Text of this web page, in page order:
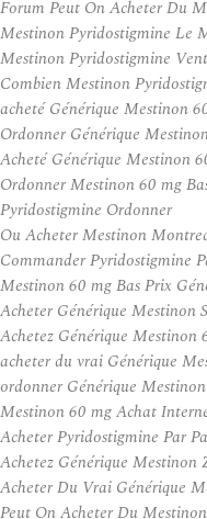
Forum Peut On Acheter Du
Mestinon Pyridostigmine Le
Mestinon Pyridostigmine
Combien Mestinon
acheté Générique Mestinon
Ordonner Générique
Acheté Générique Mestinon
Ordonner Mestinon 60 mg
Pyridostigmine Ordonner
Ou Acheter Mestinon
Commander Pyridostigmine
Mestinon 60 mg Bas Prix
Acheter Générique Mestinon
Achetez Générique Mestinon
acheter du vrai Générique
ordonner Générique
Mestinon 60 mg Achat
Acheter Pyridostigmine Par
Achetez Générique Mestinon
Acheter Du Vrai Générique
Peut On Acheter Du